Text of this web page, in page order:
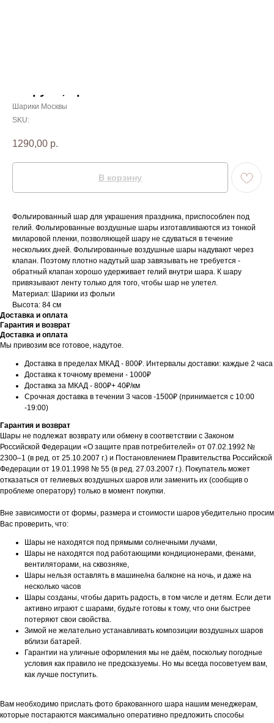
Шарики Москвы
SKU:
1290,00 р.
В корзину
Фольгированный шар для украшения праздника, приспособлен под
гелий. Фольгированные воздушные шары изготавливаются из тонкой
миларовой пленки, позволяющей шару не сдуваться в течение
нескольких дней. Фольгированные воздушные шары надувают через
клапан. Поэтому плотно надутый шар завязывать не требуется -
обратный клапан хорошо удерживает гелий внутри шара. К шару
привязывают ленту только для того, чтобы шар не улетел.
Материал: Шарики из фольги
Высота: 84 см
Доставка и оплата
Гарантия и возврат
Доставка и оплата
Мы привозим все готовое, надутое.
Доставка в пределах МКАД - 800₽. Интервалы доставки: каждые 2 часа
Доставка к точному времени - 1000₽
Доставка за МКАД - 800₽+ 40₽/км
Срочная доставка в течении 3 часов -1500₽ (принимается с 10:00
-19:00)
Гарантия и возврат
Шары не подлежат возврату или обмену в соответствии с Законом
Российской Федерации «О защите прав потребителей» от 07.02.1992 №
2300–1 (в ред. от 25.10.2007 г.) и Постановлением Правительства Российской
Федерации от 19.01.1998 № 55 (в ред. 27.03.2007 г.). Покупатель может
отказаться от гелиевых воздушных шаров или заменить их (сообщив о
проблеме оператору) только в момент покупки.
Вне зависимости от формы, размера и стоимости шаров убедительно просим
Вас проверить, что:
Шары не находятся под прямыми солнечными лучами,
Шары не находятся под работающими кондиционерами, фенами,
вентиляторами, на сквозняке,
Шары нельзя оставлять в машине/на балконе на ночь, и даже на
несколько часов
Шары созданы, чтобы дарить радость, в том числе и детям. Если дети
активно играют с шарами, будьте готовы к тому, что они быстрее
потеряют свои свойства.
Зимой не желательно устанавливать композиции воздушных шаров
вблизи батарей.
Гарантии на уличные оформления мы не даём, поскольку погодные
условия как правило не предсказуемы. Но мы всегда посоветуем вам,
как лучше поступить.
Вам необходимо прислать фото бракованного шара нашим менеджерам,
которые постараются максимально оперативно предложить способы